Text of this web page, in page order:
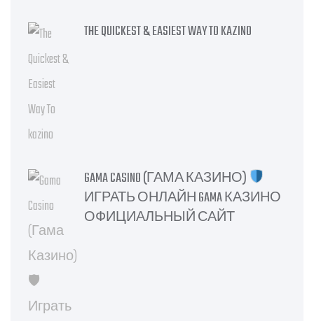
THE QUICKEST & EASIEST WAY TO KAZINO
GAMA CASINO (ГАМА КАЗИНО)
ИГРАТЬ ОНЛАЙН GAMA КАЗИНО
ОФИЦИАЛЬНЫЙ САЙТ